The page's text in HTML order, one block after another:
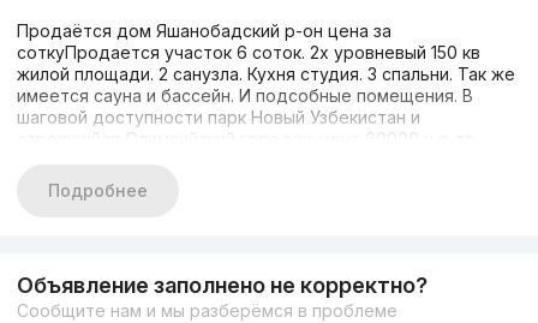
Продаётся дом Яшанобадский р-он цена за
соткуПродается участок 6 соток. 2х уровневый 150 кв
жилой площади. 2 санузла. Кухня студия. 3 спальни. Так же
имеется сауна и бассейн. И подсобные помещения. В
шаговой доступности парк Новый Узбекистан и
строящийся Олимпийский городок. цена 60000 у.е. за
Вадим+998995490912 Людмила
Подробнее
Объявление заполнено не корректно?
Сообщите нам и мы разберёмся в проблеме